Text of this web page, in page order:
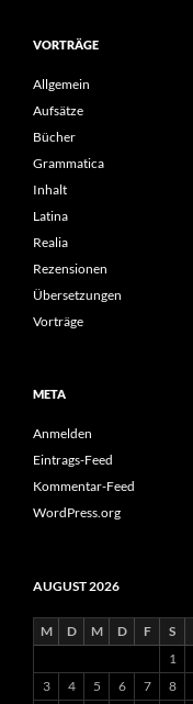
VORTRÄGE
Allgemein
Aufsätze
Bücher
Grammatica
Inhalt
Latina
Realia
Rezensionen
Übersetzungen
Vorträge
META
Anmelden
Eintrags-Feed
Kommentar-Feed
WordPress.org
AUGUST 2026
M D M D F S
1
3
4 5 6 7 8